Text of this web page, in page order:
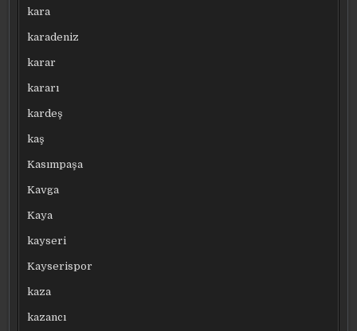
kara
karadeniz
karar
kararı
kardeş
kaş
Kasımpaşa
Kavga
Kaya
kayseri
Kayserispor
kaza
kazancı